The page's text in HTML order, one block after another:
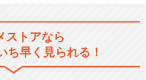
ストアなら
ち早く見られる！